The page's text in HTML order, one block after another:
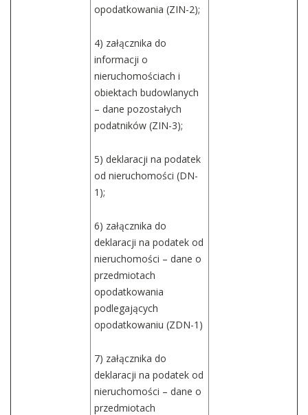
opodatkowania (ZIN-2);
4) załącznika do
informacji o
nieruchomościach i
obiektach budowlanych
– dane pozostałych
podatników (ZIN-3);
5) deklaracji na podatek
od nieruchomości (DN-
1);
6) załącznika do
deklaracji na podatek od
nieruchomości – dane o
przedmiotach
opodatkowania
podlegających
opodatkowaniu (ZDN-1)
7) załącznika do
deklaracji na podatek od
nieruchomości – dane o
przedmiotach